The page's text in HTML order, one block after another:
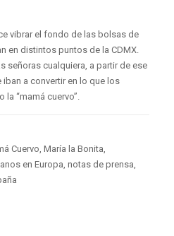
vibrar el fondo de las bolsas de
en distintos puntos de la CDMX.
señoras cualquiera, a partir de ese
a convertir en lo que los
“mamá cuervo”.
Cuervo, María la Bonita,
en Europa, notas de prensa,